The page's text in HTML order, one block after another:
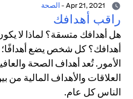
- الصحة
راقب أهدافك
هل أهدافك متسقة؟ لماذا لا
أهدافك؟ كل شخص يضع أهدافًا؛
الأمور. تُعد أهداف الصحة
العلاقات والأهداف المالية من
الناس كل عام.